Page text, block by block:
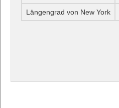
Längengrad von New York